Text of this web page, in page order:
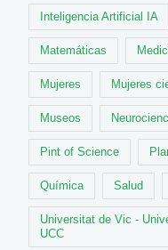
Inteligencia Artificial IA
Matemáticas
Mujeres Mujeres
Museos
Pint of Science
Química Salud
Universitat de Vic -
UCC